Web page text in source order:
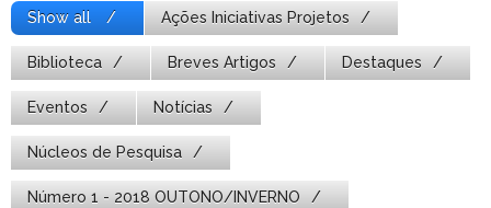
Show all Ações Iniciativas Projetos
Biblioteca Breves Artigos Destaques
Eventos Notícias
Núcleos de Pesquisa
Número 1 - 2018 OUTONO/INVERNO